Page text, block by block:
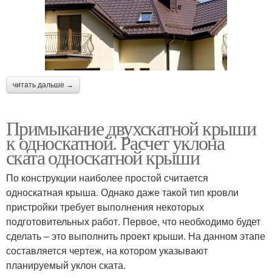
читать дальше →
Примыкание двухскатной крыши
к односкатной. Расчет уклона
ската односкатной крыши
По конструкции наиболее простой считается
односкатная крыша. Однако даже такой тип кровли
пристройки требует выполнения некоторых
подготовительных работ. Первое, что необходимо будет
сделать – это выполнить проект крыши. На данном этапе
составляется чертеж, на котором указывают
планируемый уклон ската.